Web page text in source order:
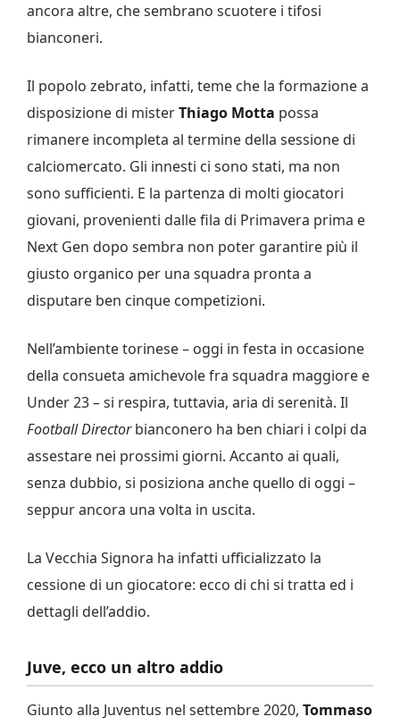
ancora altre, che sembrano scuotere i tifosi
bianconeri.
Il popolo zebrato, infatti, teme che la formazione a
disposizione di misterThiago Motta possa
rimanere incompleta al termine della sessione di
calciomercato. Gli innesti ci sono stati, ma non
sono sufficienti. E la partenza di molti giocatori
giovani, provenienti dalle fila di Primavera prima e
Next Gen dopo sembra non poter garantire più il
giusto organico per una squadra pronta a
disputare ben cinque competizioni.
Nell’ambiente torinese – oggi in festa in occasione
della consueta amichevole fra squadra maggiore e
Under 23 – si respira, tuttavia, aria di serenità. Il
Football Directorbianconero ha ben chiari i colpi da
assestare nei prossimi giorni. Accanto ai quali,
senza dubbio, si posiziona anche quello di oggi –
seppur ancora una volta in uscita.
La Vecchia Signora ha infatti ufficializzato la
cessione di un giocatore: ecco di chi si tratta ed i
dettagli dell’addio.
Juve, ecco un altro addio
Giunto alla Juventus nel settembre 2020, Tommaso